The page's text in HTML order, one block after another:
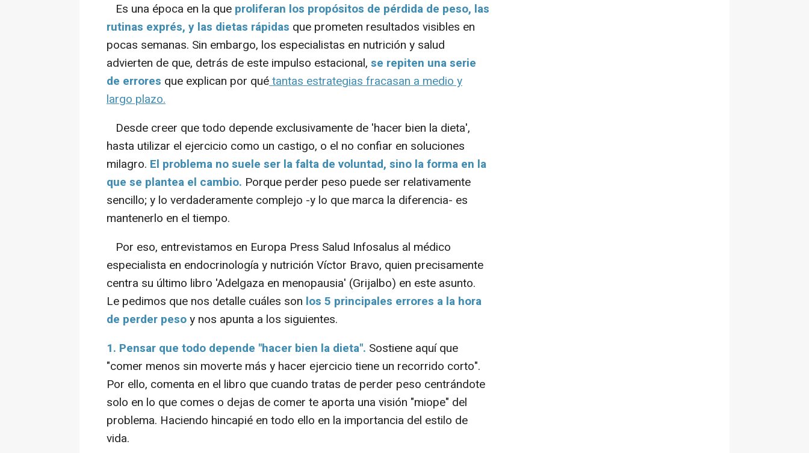
Es una época en la que proliferan los propósitos de pérdida de peso, las
rutinas exprés, y las dietas rápidas que prometen resultados visibles en
pocas semanas. Sin embargo, los especialistas en nutrición y salud
advierten de que, detrás de este impulso estacional, se repiten una serie
de errores que explican por quétantas estrategias fracasan a medio y
largo plazo.
Desde creer que todo depende exclusivamente de 'hacer bien la dieta',
hasta utilizar el ejercicio como un castigo, o el no confiar en soluciones
milagro. El problema no suele ser la falta de voluntad, sino la forma en la
que se plantea el cambio. Porque perder peso puede ser relativamente
sencillo; y lo verdaderamente complejo -y lo que marca la diferencia- es
mantenerlo en el tiempo.
Por eso, entrevistamos en Europa Press Salud Infosalus al médico
especialista en endocrinología y nutrición Víctor Bravo, quien precisamente
centra su último libro 'Adelgaza en menopausia' (Grijalbo) en este asunto.
Le pedimos que nos detalle cuáles son los 5 principales errores a la hora
de perder pesoy nos apunta a los siguientes.
1. Pensar que todo depende "hacer bien la dieta". Sostiene aquí que
"comer menos sin moverte más y hacer ejercicio tiene un recorrido corto".
Por ello, comenta en el libro que cuando tratas de perder peso centrándote
solo en lo que comes o dejas de comer te aporta una visión "miope" del
problema. Haciendo hincapié en todo ello en la importancia del estilo de
vida.